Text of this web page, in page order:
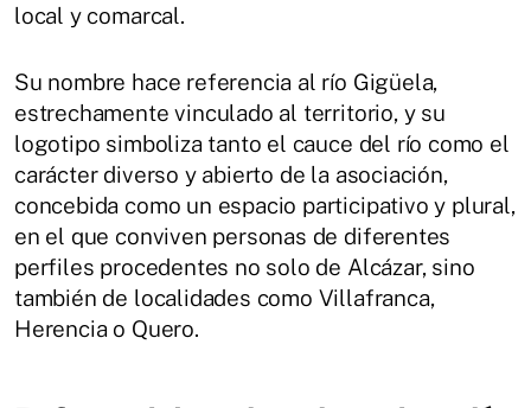
local y comarcal.
Su nombre hace referencia al río Gigüela,
estrechamente vinculado al territorio, y su
logotipo simboliza tanto el cauce del río como el
carácter diverso y abierto de la asociación,
concebida como un espacio participativo y plural,
en el que conviven personas de diferentes
perfiles procedentes no solo de Alcázar, sino
también de localidades como Villafranca,
Herencia o Quero.